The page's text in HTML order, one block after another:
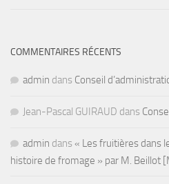
COMMENTAIRES RÉCENTS
admin dans Conseil
Jean-Pascal GUIRAUD dans
admin dans « Les fruitières dans
histoire de fromage » par M. Beillot